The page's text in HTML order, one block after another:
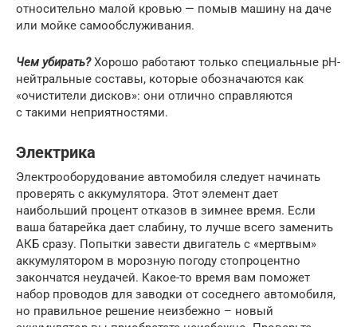
относительно малой кровью — помыв машину на даче
или мойке самообслуживания.
Чем убирать?Хорошо работают только специальные pH-
нейтральные составы, которые обозначаются как
«очистители дисков»: они отлично справляются
с такими неприятностями.
Электрика
Электрооборудование автомобиля следует начинать
проверять с аккумулятора. Этот элемент дает
наибольший процент отказов в зимнее время. Если
ваша батарейка дает слабину, то лучше всего заменить
АКБ сразу. Попытки завести двигатель с «мертвым»
аккумулятором в морозную погоду стопроцентно
закончатся неудачей. Какое-то время вам поможет
набор проводов для заводки от соседнего автомобиля,
но правильное решение неизбежно – новый